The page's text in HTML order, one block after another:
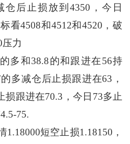
仓后止损放到4350，今日
看4508和4512和4520，破
力
和38.8的和跟进在56持
多减仓后止损跟进在63，
损跟进在70.3，今日73多止
75.
短空止损1.18150，